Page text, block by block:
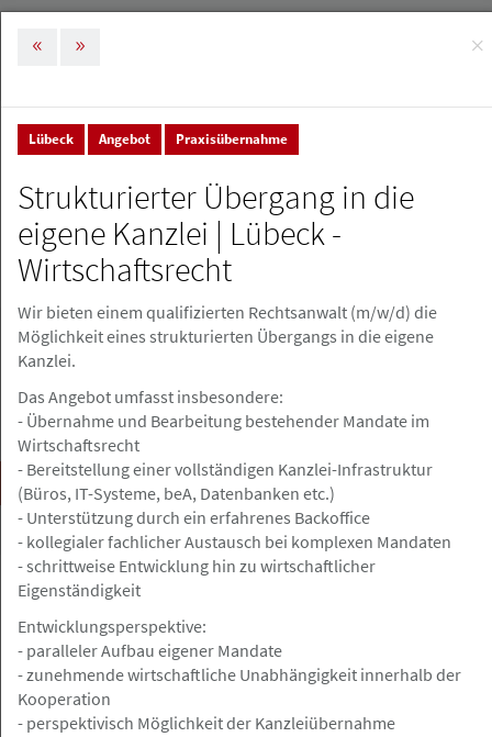
Stellenmarkt & Anzeigen Stellenanzeigen
Stellenanzeigen
Suchen
bundesweit Gesuch
07.08.2026
Juristische Fallbearbeitung/Zuarbeit
×
Lübeck Angebot Praxisübernahme
Strukturierter Übergang in die
eigene Kanzlei | Lübeck -
Wirtschaftsrecht
Wir bieten einem qualifizierten Rechtsanwalt (m/w/d) die
Möglichkeit eines strukturierten Übergangs in die eigene
Kanzlei.
Das Angebot umfasst insbesondere:
- Übernahme und Bearbeitung bestehender Mandate im
Wirtschaftsrecht
- Bereitstellung einer vollständigen Kanzlei-Infrastruktur
(Büros, IT-Systeme, beA, Datenbanken etc.)
- Unterstützung durch ein erfahrenes Backoffice
- kollegialer fachlicher Austausch bei komplexen Mandaten
- schrittweise Entwicklung hin zu wirtschaftlicher
Eigenständigkeit
Entwicklungsperspektive:
- paralleler Aufbau eigener Mandate
- zunehmende wirtschaftliche Unabhängigkeit innerhalb der
Kooperation
- perspektivisch Möglichkeit der Kanzleiübernahme